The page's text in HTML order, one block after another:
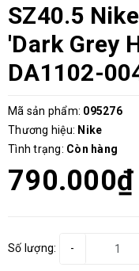
SZ40.5
'Dark Grey
DA1102-
Mã sản phẩm: 095276
Thương hiệu: Nike
Tình trạng: Còn hàng
790.000₫
Số lượng: -